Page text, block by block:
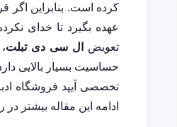
کرده است. بنابراین اگر
عهده بگیرد تا خدای
تعویض
ال سی دی تبلت
حساسیت بسیار بالایی
تخصصی آیپد فروشگاه
ادامه این مقاله بیشتر